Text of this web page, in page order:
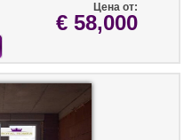
Цена от:
€ 58,000